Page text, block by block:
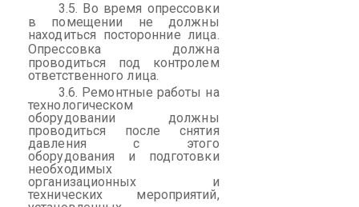
3.5. Во время опрессовки
в помещении не должны
находиться посторонние лица.
Опрессовка должна
проводиться под контролем
ответственного лица.
3.6. Ремонтные работы на
технологическом
оборудовании должны
проводиться после снятия
давления с этого
оборудования и подготовки
необходимых
организационных и
технических мероприятий,